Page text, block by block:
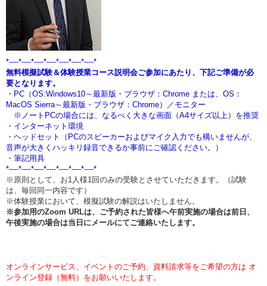
*----*----*----*----*----*----*----*
無料模擬試験＆体験授業コース説明会ご参加にあたり、下記ご準備が必
要となります。
・PC（OS:Windows10～最新版・ブラウザ：Chrome または、OS：
MacOS Sierra～最新版・ブラウザ：Chrome）／モニター
※ノートPCの場合には、なるべく大きな画面（A4サイズ以上）を推奨
・インターネット環境
・ヘッドセット（PCのスピーカーおよびマイク入力でも構いませんが、
音声が大きくハッキリ録音できるか事前にご確認ください。）
・筆記用具
*----*----*----*----*----*----*----*
※原則として、お1人様1回のみの受験とさせていただきます。（試験
は、毎回同一内容です）
※体験授業において、模擬試験の解説はいたしません。
※参加用のZoom URLは、ご予約された皆様へ午前実施の場合は前日、
午後実施の場合は当日 にメールにてご連絡いたします。
オンラインサービス、イベントのご予約、資料請求等をご希望の方は オ
ンライン登録（無料）をお願いいたします。